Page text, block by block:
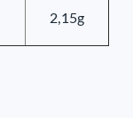
2,15g